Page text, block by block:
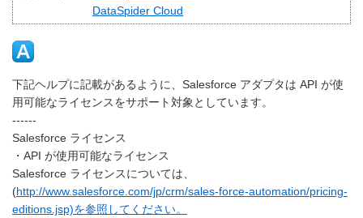
DataSpider Cloud
下記ヘルプに記載があるように、Salesforce アダプタは API が使
用可能なライセンスをサポート対象としています。
------
Salesforce ライセンス
・API が使用可能なライセンス
Salesforce ライセンスについては、
(http://www.salesforce.com/jp/crm/sales-force-automation/pricing-
editions.jsp)を参照してください。